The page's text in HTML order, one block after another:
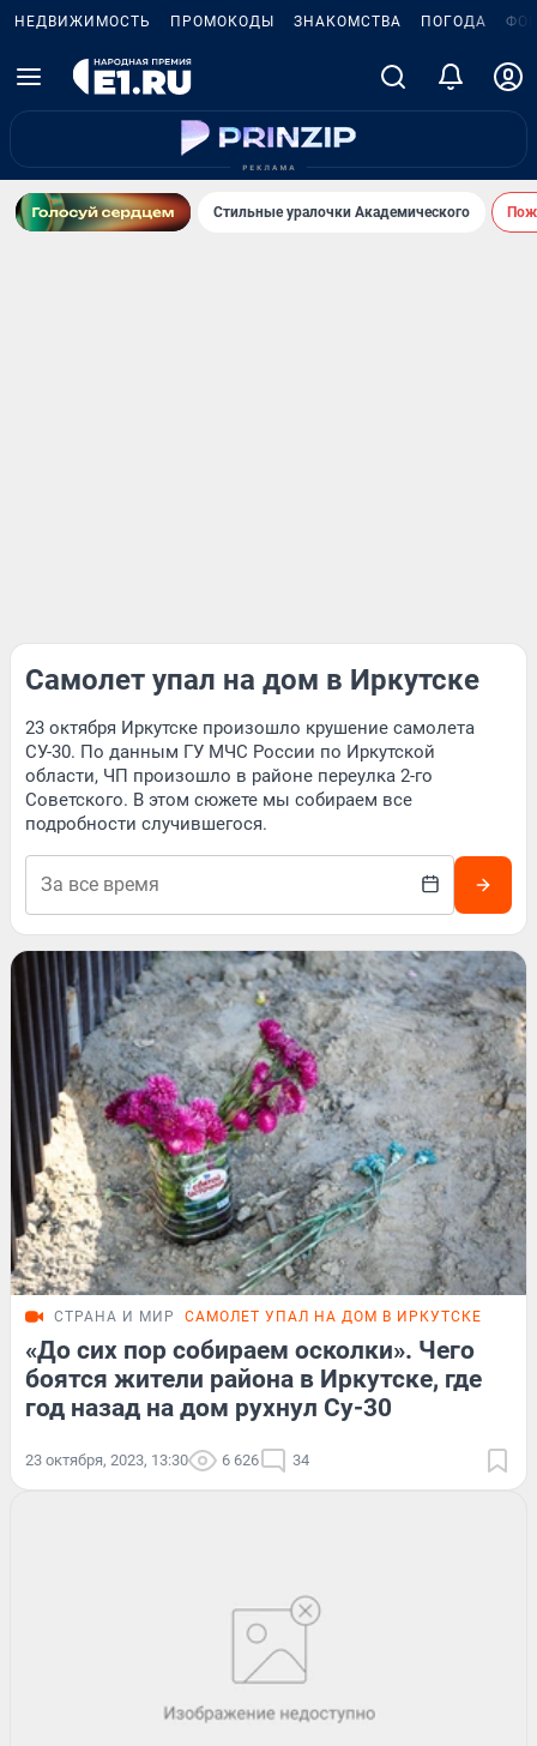
НЕДВИЖИМОСТЬ ПРОМОКОДЫ ЗНАКОМСТВА ПОГОДА
Стильные уралочки Академического
Самолет упал на дом в Иркутске
23 октября Иркутске произошло крушение самолета
СУ-30. По данным ГУ МЧС России по Иркутской
области, ЧП произошло в районе переулка 2-го
Советского. В этом сюжете мы собираем все
подробности случившегося.
СТРАНА И МИР САМОЛЕТ УПАЛ НА ДОМ В ИРКУТСКЕ
«До сих пор собираем осколки». Чего
боятся жители района в Иркутске, где
год назад на дом рухнул Су-30
23 октября, 2023, 13:30 6 626 34